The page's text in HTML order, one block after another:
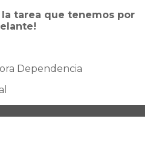
la tarea que tenemos por
Dependencia